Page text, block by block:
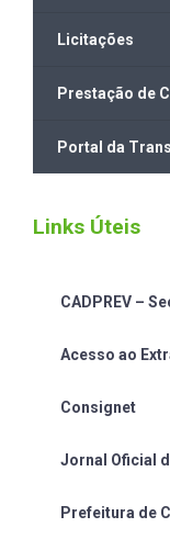
Licitações
Prestação de
Portal da
Links Úteis
CADPREV –
Acesso ao
Consignet
Jornal Oficial
Prefeitura de